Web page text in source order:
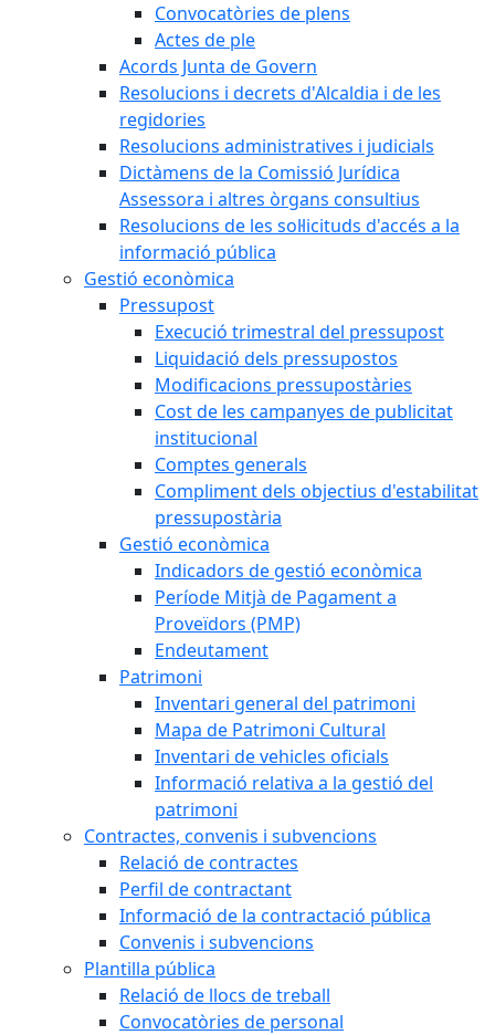
Convocatòries de plens
Actes de ple
Acords Junta de Govern
Resolucions i decrets d'Alcaldia i de les
regidories
Resolucions administratives i judicials
Dictàmens de la Comissió Jurídica
Assessora i altres òrgans consultius
Resolucions de les sol·licituds d'accés a la
informació pública
Gestió econòmica
Pressupost
Execució trimestral del pressupost
Liquidació dels pressupostos
Modificacions pressupostàries
Cost de les campanyes de publicitat
institucional
Comptes generals
Compliment dels objectius d'estabilitat
pressupostària
Gestió econòmica
Indicadors de gestió econòmica
Període Mitjà de Pagament a
Proveïdors (PMP)
Endeutament
Patrimoni
Inventari general del patrimoni
Mapa de Patrimoni Cultural
Inventari de vehicles oficials
Informació relativa a la gestió del
patrimoni
Contractes, convenis i subvencions
Relació de contractes
Perfil de contractant
Informació de la contractació pública
Convenis i subvencions
Plantilla pública
Relació de llocs de treball
Convocatòries de personal